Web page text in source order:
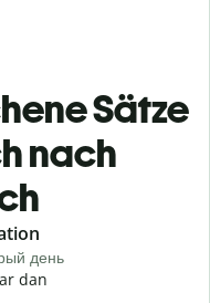
Sätze
nach
день
dan